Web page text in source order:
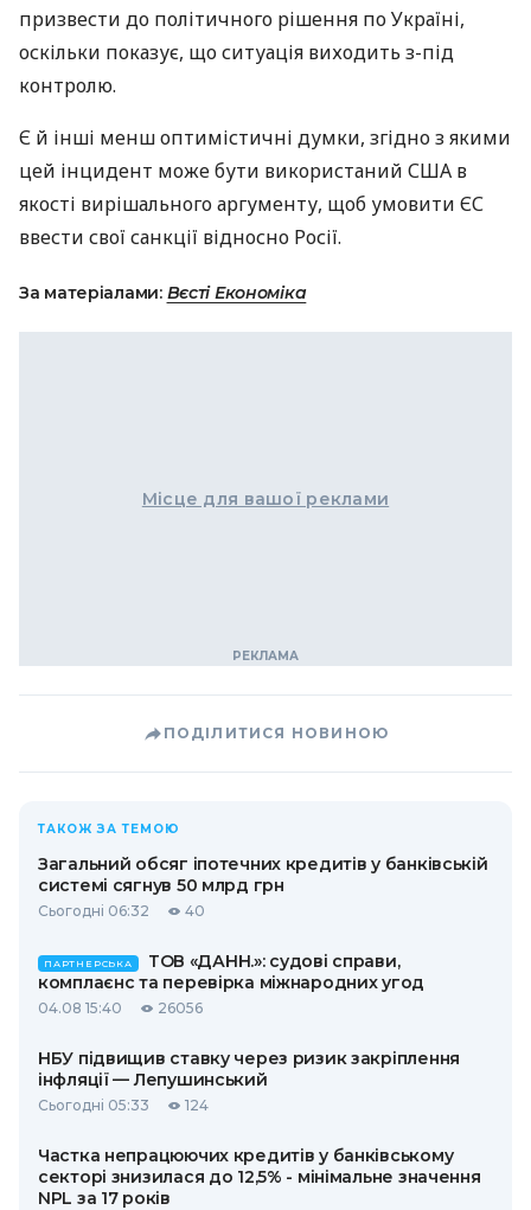
призвести до політичного рішення по Україні,
оскільки показує, що ситуація виходить з-під
контролю.
Є й інші менш оптимістичні думки, згідно з якими
цей інцидент може бути використаний США в
якості вирішального аргументу, щоб умовити ЄС
ввести свої санкції відносно Росії.
За матеріалами: Вєсті Економіка
Місце для вашої реклами
ПОДІЛИТИСЯ НОВИНОЮ
ТАКОЖ ЗА ТЕМОЮ
Загальний обсяг іпотечних кредитів у банківській
системі сягнув 50 млрд грн
Сьогодні 06:32 40
ПАРТНЕРСЬКА
ТОВ «ДАНН.»: судові справи,
комплаєнс та перевірка міжнародних угод
04.08 15:40 26056
НБУ підвищив ставку через ризик закріплення
інфляції — Лепушинський
Сьогодні 05:33 124
Частка непрацюючих кредитів у банківському
секторі знизилася до 12,5% - мінімальне значення
NPL за 17 років